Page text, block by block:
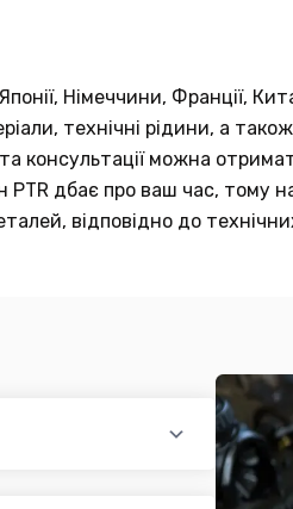
Німеччини, Франції,
технічні рідини, а
консультації можна
дбає про ваш час, тому
відповідно до